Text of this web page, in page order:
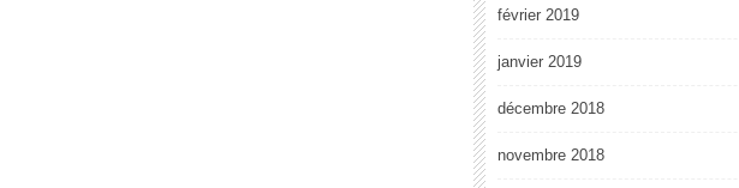
février 2019
janvier 2019
décembre 2018
novembre 2018